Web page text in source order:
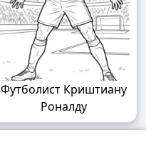
Футболист Криштиану
Роналду